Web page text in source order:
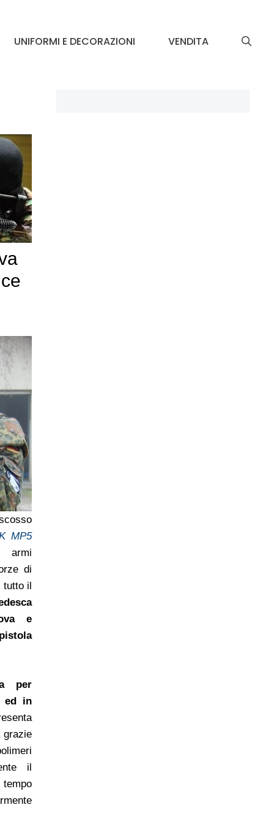
UNIFORMI E DECORAZIONI VENDITA
MP5
armi
di
il
e
per
ed in
grazie
il